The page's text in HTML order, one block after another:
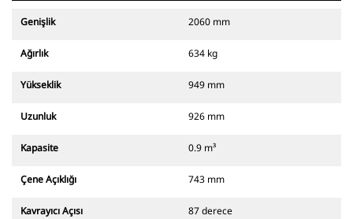
Genişlik 2060 mm
Ağırlık 634 kg
Yükseklik 949 mm
Uzunluk 926 mm
Kapasite 0.9 m³
Çene Açıklığı 743 mm
Kavrayıcı Açısı 87 derece